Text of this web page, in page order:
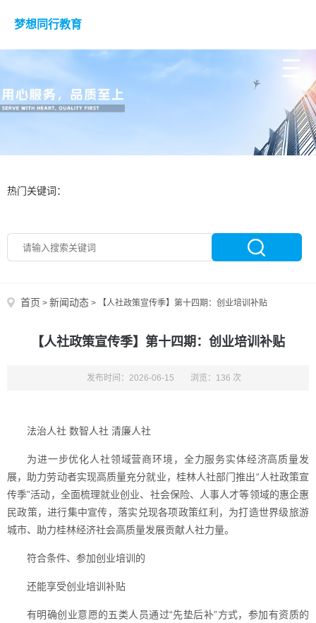
梦想同行教育
热门关键词：
首页 > 新闻动态 > 【人社政策宣传季】第十四期：创业培训补贴
【人社政策宣传季】第十四期：创业培训补贴
发布时间：2026-06-15 浏览：136 次
法治人社 数智人社 清廉人社
为进一步优化人社领域营商环境，全力服务实体经济高质量发
展，助力劳动者实现高质量充分就业，桂林人社部门推出“人社政策宣
传季”活动，全面梳理就业创业、社会保险、人事人才等领域的惠企惠
民政策，进行集中宣传，落实兑现各项政策红利，为打造世界级旅游
城市、助力桂林经济社会高质量发展贡献人社力量。
符合条件、参加创业培训的
还能享受创业培训补贴
有明确创业意愿的五类人员通过“先垫后补”方式，参加有资质的